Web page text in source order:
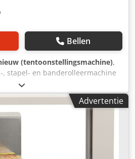
Bellen
(tentoonstellingsmachine),
, stapel- en banderolleermachine
producten worden op
geteld en gestapeld vanaf
van de feeder. De producten
het verzamelstation (in een hoek
de banderolleerunit met een
product banderolleert en
Advertentie